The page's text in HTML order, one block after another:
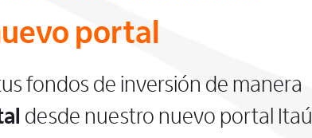
portal
fondos de inversión de manera
desde nuestro nuevo portal Itaú